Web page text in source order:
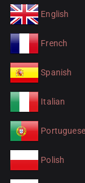
English
French
Spanish
Italian
Portuguese
Polish